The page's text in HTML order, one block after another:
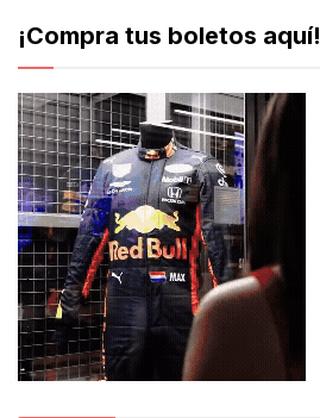
¡Compra tus boletos aquí!